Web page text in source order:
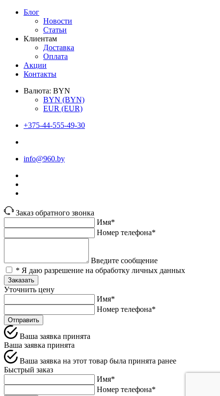
Блог
Новости
Статьи
Клиентам
Доставка
Оплата
Акции
Контакты
Валюта: BYN
BYN (BYN)
EUR (EUR)
+375-44-555-49-30
info@960.by
Заказ обратного звонка
Имя*
Номер телефона*
Введите сообщение
* Я даю разрешение на обработку личных данных
Заказать
Уточнить цену
Имя*
Номер телефона*
Отправить
Ваша заявка принята
Ваша заявка принята
Ваша заявка на этот товар была принята ранее
Быстрый заказ
Имя*
Номер телефона*